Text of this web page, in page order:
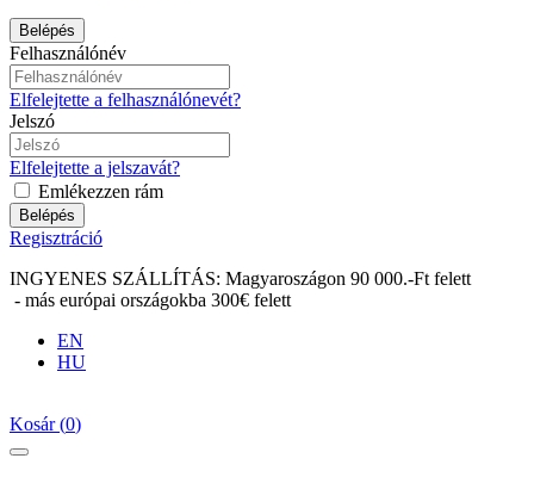
Belépés
Felhasználónév
Elfelejtette a felhasználónevét?
Jelszó
Elfelejtette a jelszavát?
Emlékezzen rám
Belépés
Regisztráció
INGYENES SZÁLLÍTÁS: Magyaroszágon 90 000.-Ft felett
- más európai országokba 300€ felett
EN
HU
Kosár(0)